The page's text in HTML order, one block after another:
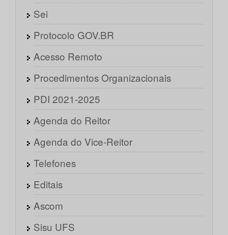
Sei
Protocolo GOV.BR
Acesso Remoto
Procedimentos Organizacionais
PDI 2021-2025
Agenda do Reitor
Agenda do Vice-Reitor
Telefones
Editais
Ascom
Sisu UFS